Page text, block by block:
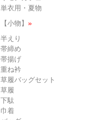
単衣用・夏物
【小物】 »
半えり
帯締め
帯揚げ
重ね衿
草履バッグセット
草履
下駄
巾着